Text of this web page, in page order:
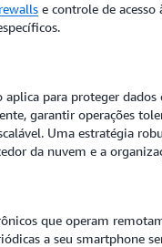
e controle de acesso
para proteger dados
garantir operações
Uma estratégia
da nuvem e a
que operam
a seu smartphone